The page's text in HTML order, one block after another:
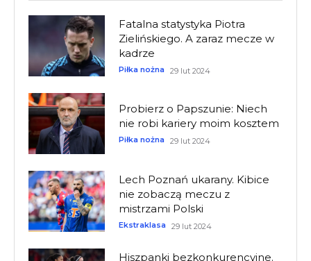
Fatalna statystyka Piotra
Zielińskiego. A zaraz mecze w
kadrze
Piłka nożna 29 lut 2024
Probierz o Papszunie: Niech
nie robi kariery moim kosztem
Piłka nożna 29 lut 2024
Lech Poznań ukarany. Kibice
nie zobaczą meczu z
mistrzami Polski
Ekstraklasa 29 lut 2024
Hiszpanki bezkonkurencyjne.